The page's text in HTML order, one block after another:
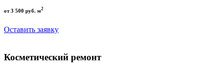
от 3 500 руб. м2
Оставить заявку
Косметический ремонт